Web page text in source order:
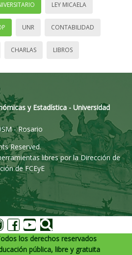
LEY MICAELA
UNR CONTABILIDAD
CHARLAS LIBROS
y Estadística - Universidad
- Rosario
Reserved.
libres por la Dirección de
de FCEyE
los derechos reservados
pública, libre y gratuita